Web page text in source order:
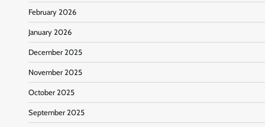
February 2026
January 2026
December 2025
November 2025
October 2025
September 2025